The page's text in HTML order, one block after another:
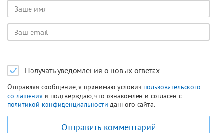
Имя
пользователя
Email
пользователя
Получать уведомления о новых ответах
Отправляя сообщение, я принимаю условия пользовательского
соглашения и подтверждаю, что ознакомлен и согласен с
политикой конфиденциальности данного сайта.
Отправить комментарий